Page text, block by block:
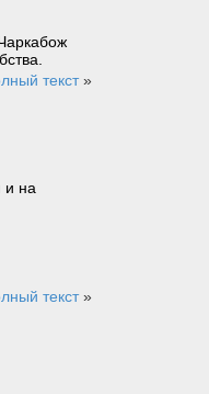
текст»
и на
текст»